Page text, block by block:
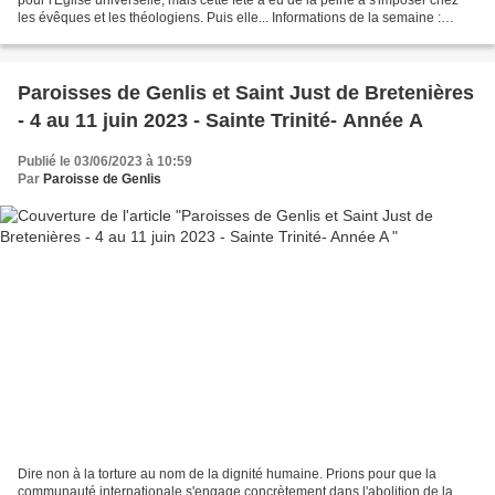
les évêques et les théologiens. Puis elle... Informations de la semaine :
Paroisses de Genlis et Saint Just de Bretenières
- 4 au 11 juin 2023 - Sainte Trinité- Année A
Publié le 03/06/2023 à 10:59
Par Paroisse de Genlis
Dire non à la torture au nom de la dignité humaine. Prions pour que la
communauté internationale s'engage concrètement dans l'abolition de la